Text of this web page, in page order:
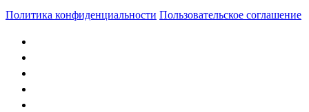
Политика конфиденциальности Пользовательское соглашение